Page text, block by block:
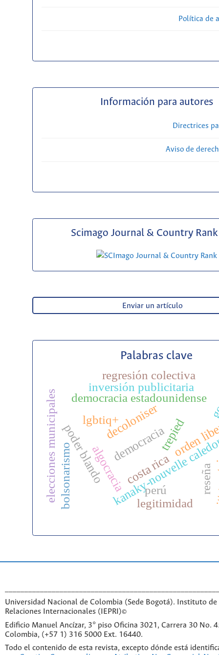
Política de
Información para autores
Directrices
Aviso de
Scimago Journal & Country Rank
Enviar un artículo
Palabras clave
reseña
trepied
decoloniser
kanaky-nouvelle
algocracia
legitimidad
democracia
democracia estadounidense
orden
poder blando
elecciones municipales
inversión publicitaria
costa rica
lgbtiq+
perú
bolsonarismo
regresión colectiva
Universidad Nacional de Colombia (Sede Bogotá). Instituto
Relaciones Internacionales (IEPRI)©
Edificio Manuel Ancízar, 3° piso Oficina 3021, Carrera 30 No.
Colombia, (+57 1) 316 5000 Ext. 16440.
Todo el contenido de esta revista, excepto dónde está